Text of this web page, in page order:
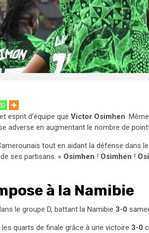
esprit d’équipe que Victor Osimhen.
adverse en augmentant le nombre de
tout en aidant la défense dans
ses partisans. « Osimhen ! Osimhen !
à la Namibie
le groupe D, battant la Namibie 3-0
les quarts de finale grâce à une victoire 3-0